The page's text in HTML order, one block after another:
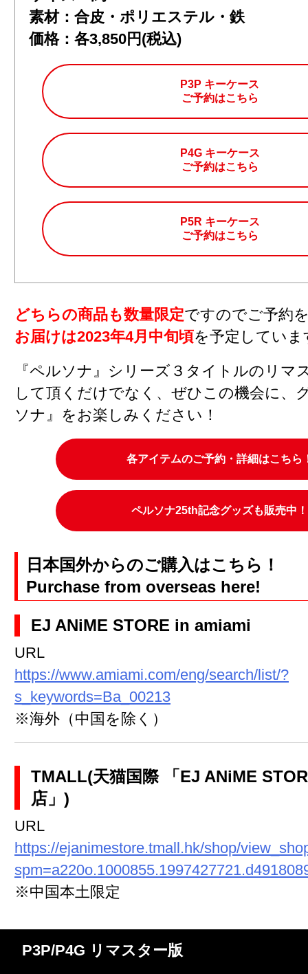
素材：合皮・ポリエステル・鉄
価格：各3,850円(税込)
P3P キーケース
ご予約はこちら
P4G キーケース
ご予約はこちら
P5R キーケース
ご予約はこちら
どちらの商品も数量限定ですのでご予約
お届けは2023年4月中旬頃を予定していま
『ペルソナ』シリーズ３タイトルのリマ
して頂くだけでなく、ぜひこの機会に、
ソナ』をお楽しみください！
各アイテムのご予約・詳細はこちら
ペルソナ25th記念グッズも販売中！
日本国外からのご購入はこちら！
Purchase from overseas here!
EJ ANiME STORE in amiami
URL
https://www.amiami.com/eng/search/list/?
s_keywords=Ba_00213
※海外（中国を除く）
TMALL(天猫国際 「EJ ANiME
店」)
URL
https://ejanimestore.tmall.hk/shop/
※中国本土限定
P3P/P4G リマスター版